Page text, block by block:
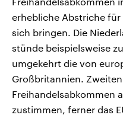
erhebliche Abstriche
sich bringen. Die
stünde beispielsweise
umgekehrt die von
Großbritannien.
Freihandelsabkommen
zustimmen, ferner das